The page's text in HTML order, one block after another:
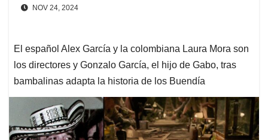
NOV 24, 2024
El español Alex García y la colombiana Laura Mora son
los directores y Gonzalo García, el hijo de Gabo, tras
bambalinas adapta la historia de los Buendía